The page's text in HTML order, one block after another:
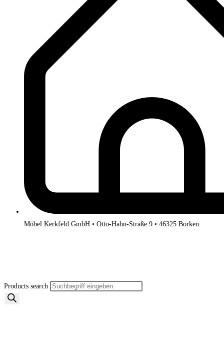
Möbel Kerkfeld GmbH • Otto-Hahn-Straße 9 • 46325 Borken
Products search